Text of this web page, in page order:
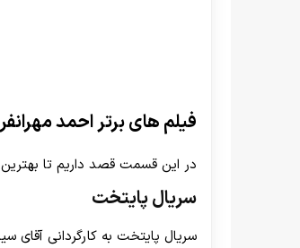
فیلم های برتر احمد
در این قسمت قصد داریم تا بهترین
سریال پایتخت